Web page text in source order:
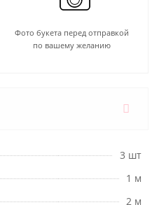
Фото букета перед отправкой
по вашему желанию
3 шт
1 м
2 м